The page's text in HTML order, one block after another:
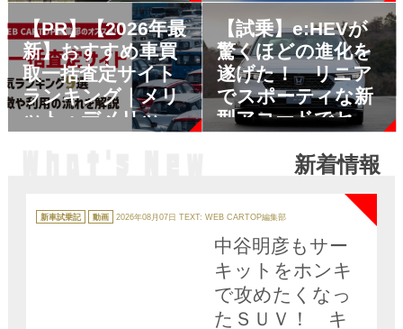
【PR】【2026年最
新】おすすめ車買
取一括査定サイト
ランキング｜メリ
ット・デメリット
【試乗】e:HEVが
驚くほどの進化を
遂げた！ リニア
でスポーティな新
型アコードでセダ
新着情報
テ
ゴ
新車試乗記 動画 2026年08月07日 TEXT: WEB CARTOP編集部
NEW
中谷明彦もサー
キットをホンキ
で攻めたくなっ
たＳＵＶ！ キ